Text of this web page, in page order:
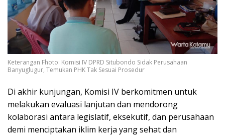
Keterangan Fhoto: Komisi IV DPRD Situbondo Sidak Perusahaan
Banyuglugur, Temukan PHK Tak Sesuai Prosedur
Di akhir kunjungan, Komisi IV berkomitmen untuk
melakukan evaluasi lanjutan dan mendorong
kolaborasi antara legislatif, eksekutif, dan perusahaan
demi menciptakan iklim kerja yang sehat dan